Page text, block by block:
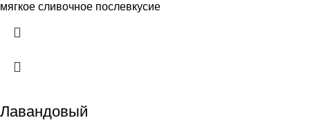
мягкое сливочное послевкусие
Лавандовый